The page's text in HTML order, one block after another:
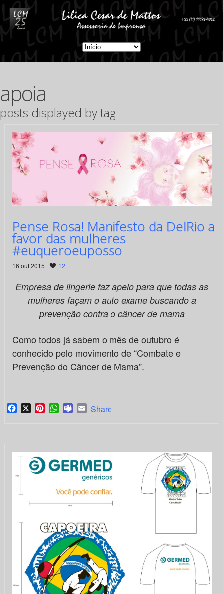
apoia
posts displayed by tag
Pense Rosa! Manifesto da DelRio a
favor das mulheres
#euqueroeuposso
16 out 2015 · 12
Empresa de lingerie faz apelo para que todas as
mulheres façam o auto exame buscando a
prevenção contra o câncer de mama
Como todos já sabem o mês de outubro é
conhecido pelo movimento de “Combate e
Prevenção do Câncer de Mama”.
Facebook
X PinterestWhatsApp
TeamsEmail
Share